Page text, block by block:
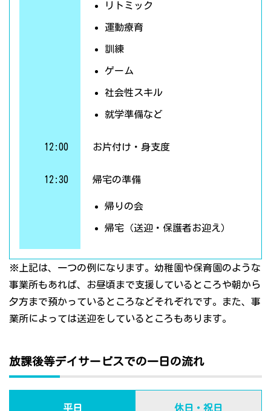
リトミック
運動療育
訓練
ゲーム
社会性スキル
就学準備など
12:00 お片付け・身支度
12:30 帰宅の準備
帰りの会
帰宅（送迎・保護者お迎え）
※上記は、一つの例になります。幼稚園や保育園のような
事業所もあれば、お昼頃まで支援しているところや朝から
夕方まで預かっているところなどそれぞれです。また、事
業所によっては送迎をしているところもあります。
放課後等デイサービスでの一日の流れ
平日 休日・祝日